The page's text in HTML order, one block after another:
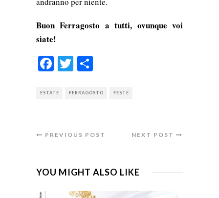
Buon Ferragosto a tutti, ovunque voi
siate!
Facebook
Twitter
ESTATE FERRAGOSTO FESTE
PREVIOUS POST NEXT POST
YOU MIGHT ALSO LIKE